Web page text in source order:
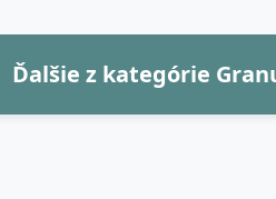
Ďalšie z kategórie